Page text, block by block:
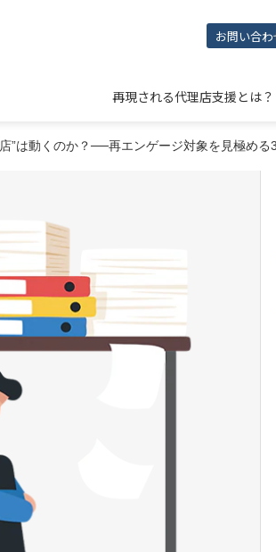
お問い合わ
再現される代理店支援とは？
”は動くのか？──再エンゲージ対象を見極める